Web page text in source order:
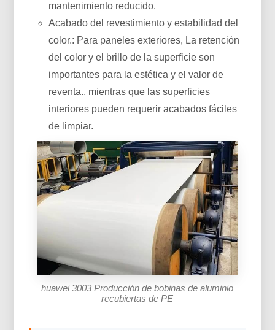
mantenimiento reducido.
Acabado del revestimiento y estabilidad del
color.: Para paneles exteriores, La retención
del color y el brillo de la superficie son
importantes para la estética y el valor de
reventa., mientras que las superficies
interiores pueden requerir acabados fáciles
de limpiar.
huawei 3003 Producción de bobinas de aluminio
recubiertas de PE